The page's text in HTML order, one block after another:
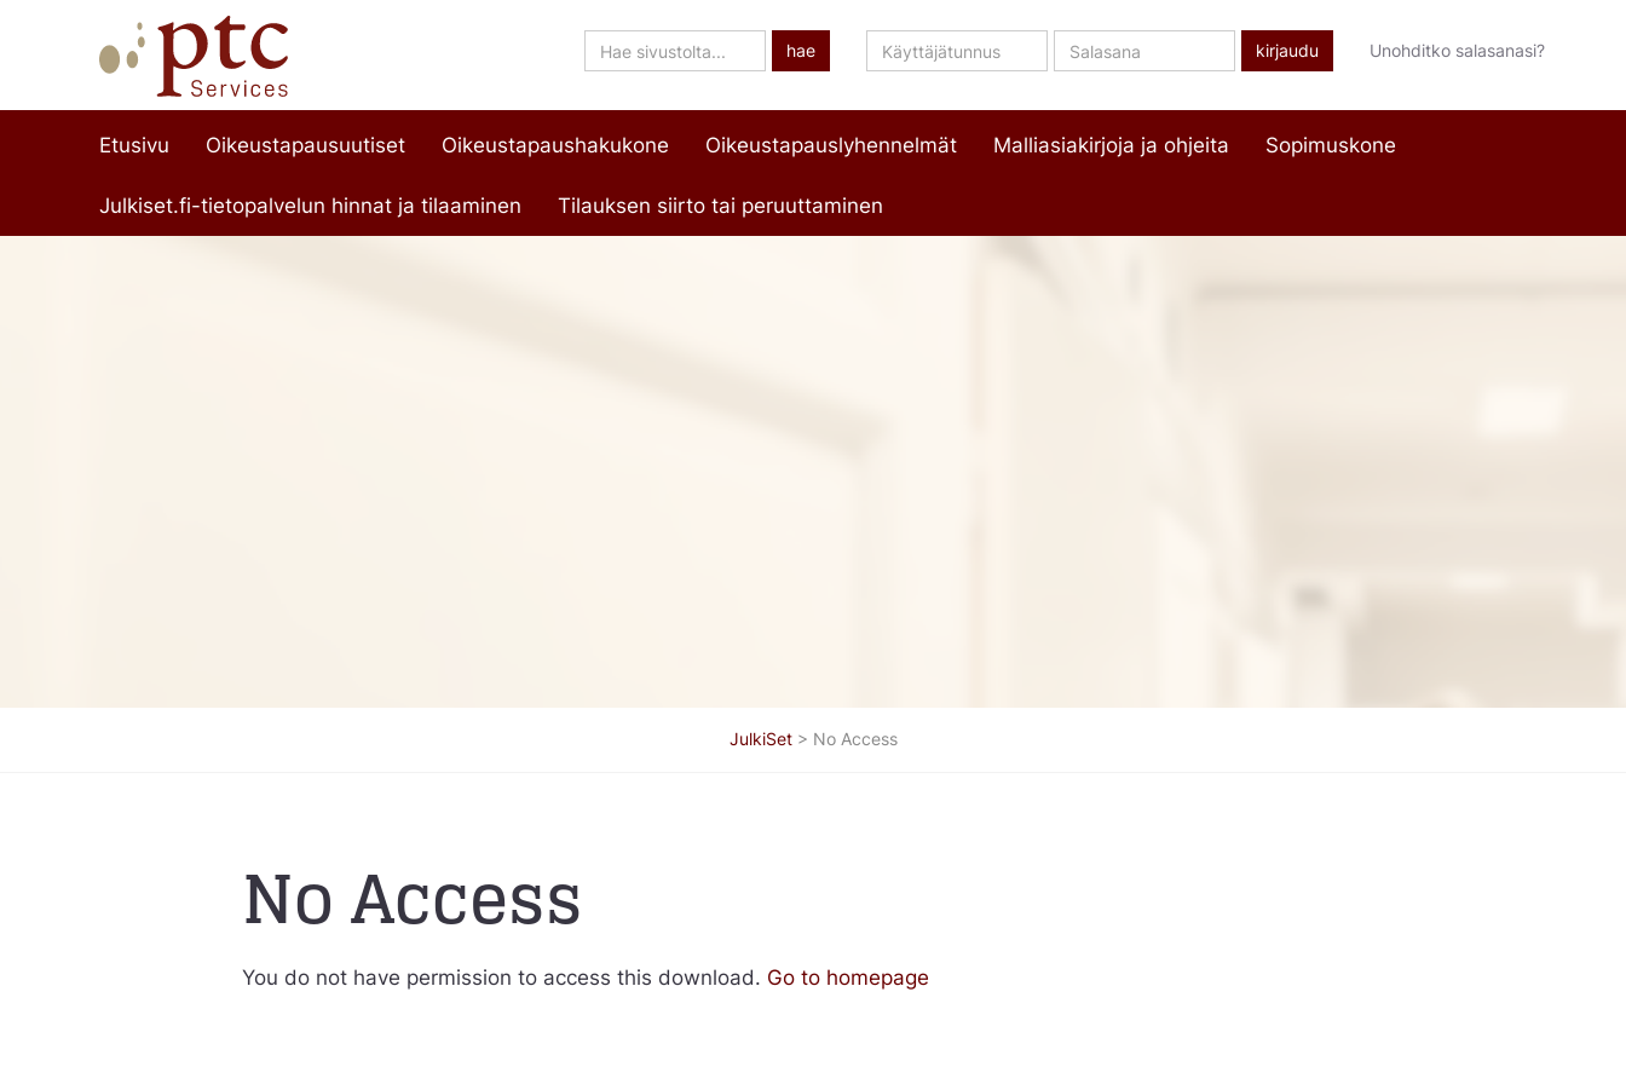
Hae
sivustolta
hae Käyttäjätunnus Salasana Unohditko salasanasi?
Etusivu Oikeustapausuutiset Oikeustapaushakukone Oikeustapauslyhennelmät Malliasiakirjoja ja ohjeita Sopimuskone
Julkiset.fi-tietopalvelun hinnat ja tilaaminen Tilauksen siirto tai peruuttaminen
JulkiSet> No Access
No Access
You do not have permission to access this download. Go to homepage